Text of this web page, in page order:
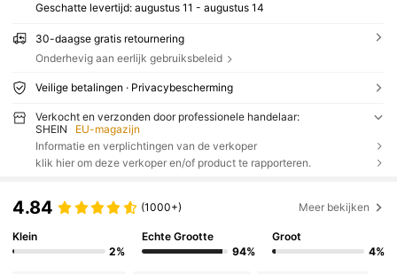
Geschatte levertijd: augustus 11 - augustus 14
30-daagse gratis retournering
Onderhevig aan eerlijk gebruiksbeleid
Veilige betalingen · Privacybescherming
Verkocht en verzonden door professionele handelaar:
SHEIN
EU-magazijn
Informatie en verplichtingen van de verkoper
klik hier om deze verkoper en/of product te rapporteren.
4.84 (1000+) Meer bekijken
Klein
2%
Echte Grootte
94%
Groot
4%